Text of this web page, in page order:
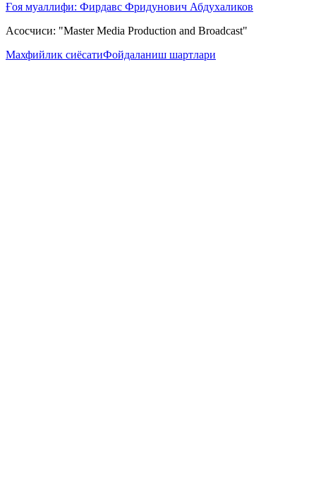
Ғоя муаллифи: Фирдавс Фридунович Абдухаликов
Асосчиси: "Master Media Production and Broadcast"
Махфийлик сиёсатиФойдаланиш шартлари